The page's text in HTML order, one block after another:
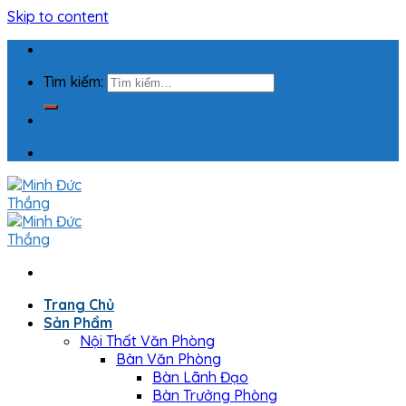
Skip to content
Tìm kiếm:
Trang Chủ
Sản Phẩm
Nội Thất Văn Phòng
Bàn Văn Phòng
Bàn Lãnh Đạo
Bàn Trưởng Phòng